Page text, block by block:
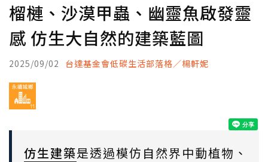
榴槤、沙漠甲蟲、幽靈魚啟發靈
感 仿生大自然的建築藍圖
2025/09/02 台達基金會低碳生活部落格／楊軒妮
仿生建築是透過模仿自然界中動植物、